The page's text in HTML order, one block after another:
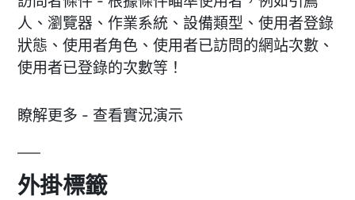
人、瀏覽器、作業系統、設備類型、使用者登錄
狀態、使用者角色、使用者已訪問的網站次數、
使用者已登錄的次數等！
瞭解更多 - 查看實況演示
外掛標籤